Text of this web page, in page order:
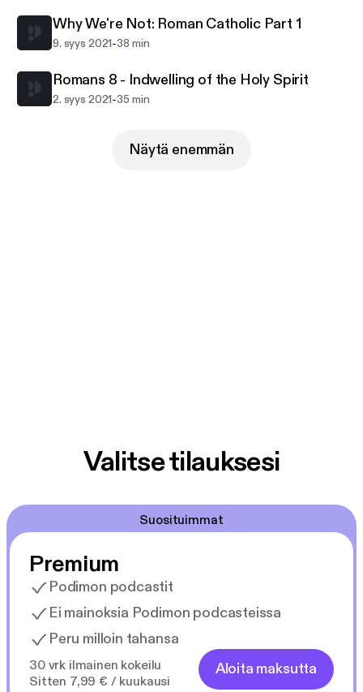
Why We're Not: Roman Catholic Part 1
9. syys 2021-38 min
Romans 8 - Indwelling of the Holy Spirit
2. syys 2021-35 min
Näytä enemmän
Valitse tilauksesi
Suosituimmat
Premium
Podimon podcastit
Ei mainoksia Podimon podcasteissa
Peru milloin tahansa
30 vrk ilmainen kokeilu
Sitten 7,99 € / kuukausi
Aloita maksutta